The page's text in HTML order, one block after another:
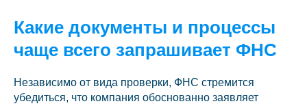
Какие документы и процессы
чаще всего запрашивает ФНС
Независимо от вида проверки, ФНС стремится
убедиться, что компания обоснованно заявляет